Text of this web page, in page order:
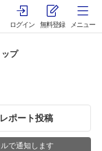
ログイン 無料登録 メニュー
プ
レポート投稿
で通知します